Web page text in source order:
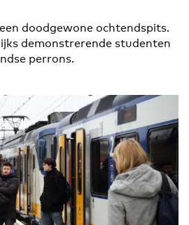
doodgewone ochtendspits.
demonstrerende studenten
perrons.